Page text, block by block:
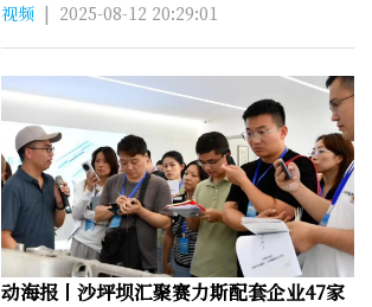
视频 | 2025-08-12 20:29:01
动海报丨沙坪坝汇聚赛力斯配套企业47家